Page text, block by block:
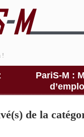
!
PariS-M :
de la